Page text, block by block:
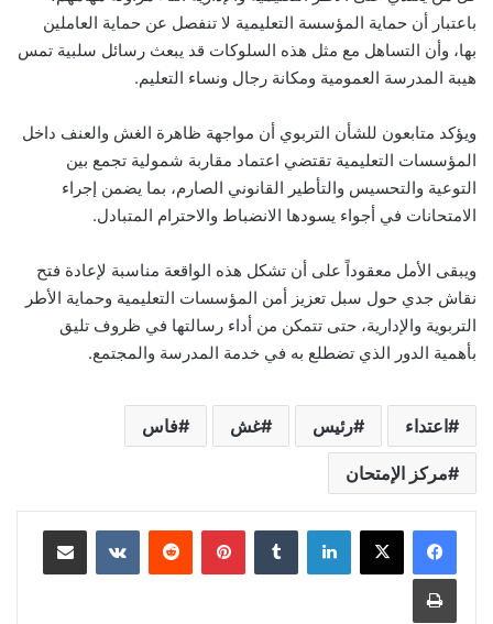
باعتبار أن حماية المؤسسة التعليمية لا تنفصل عن حماية العاملين
بها، وأن التساهل مع مثل هذه السلوكات قد يبعث رسائل سلبية تمس
هيبة المدرسة العمومية ومكانة رجال ونساء التعليم.
ويؤكد متابعون للشأن التربوي أن مواجهة ظاهرة الغش والعنف داخل
المؤسسات التعليمية تقتضي اعتماد مقاربة شمولية تجمع بين
التوعية والتحسيس والتأطير القانوني الصارم، بما يضمن إجراء
الامتحانات في أجواء يسودها الانضباط والاحترام المتبادل.
ويبقى الأمل معقوداً على أن تشكل هذه الواقعة مناسبة لإعادة فتح
نقاش جدي حول سبل تعزيز أمن المؤسسات التعليمية وحماية الأطر
التربوية والإدارية، حتى تتمكن من أداء رسالتها في ظروف تليق
بأهمية الدور الذي تضطلع به في خدمة المدرسة والمجتمع.
اعتداء رئيس غش فاس
مركز الإمتحان
لينكدإن بينتيريست مشاركة عبر البريد
طباعة